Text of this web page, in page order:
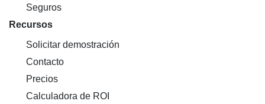
Seguros
Recursos
Solicitar demostración
Contacto
Precios
Calculadora de ROI